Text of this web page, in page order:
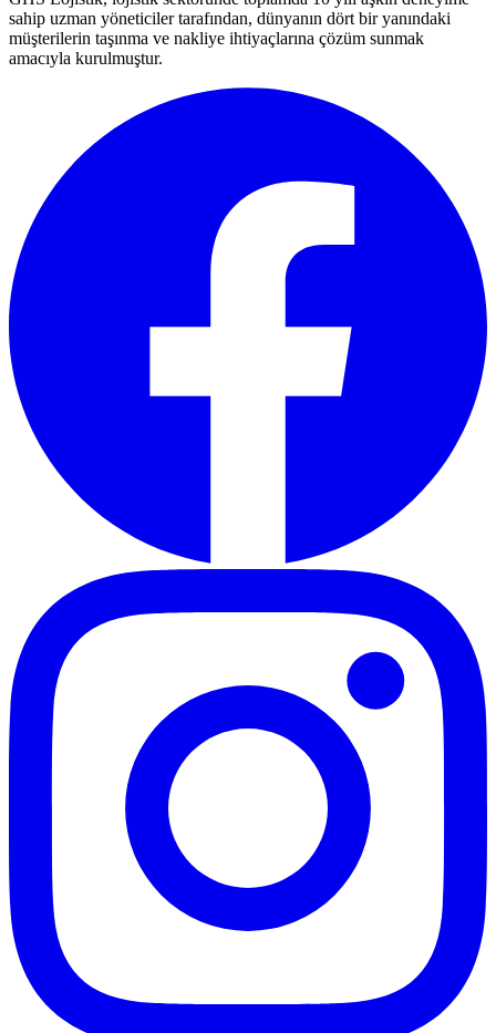
sahip uzman yöneticiler tarafından, dünyanın dört bir yanındaki
müşterilerin taşınma ve nakliye ihtiyaçlarına çözüm sunmak
amacıyla kurulmuştur.